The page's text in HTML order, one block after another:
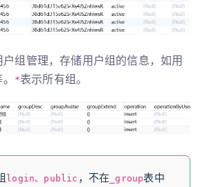
户组管理，存储用户组的信息，如用
*表示所有组。
login、public ，不在 _group表中